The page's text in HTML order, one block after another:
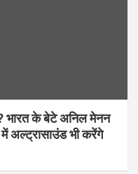
भारत के बेटे अनिल मेनन
अल्ट्रासाउंड भी करेंगे